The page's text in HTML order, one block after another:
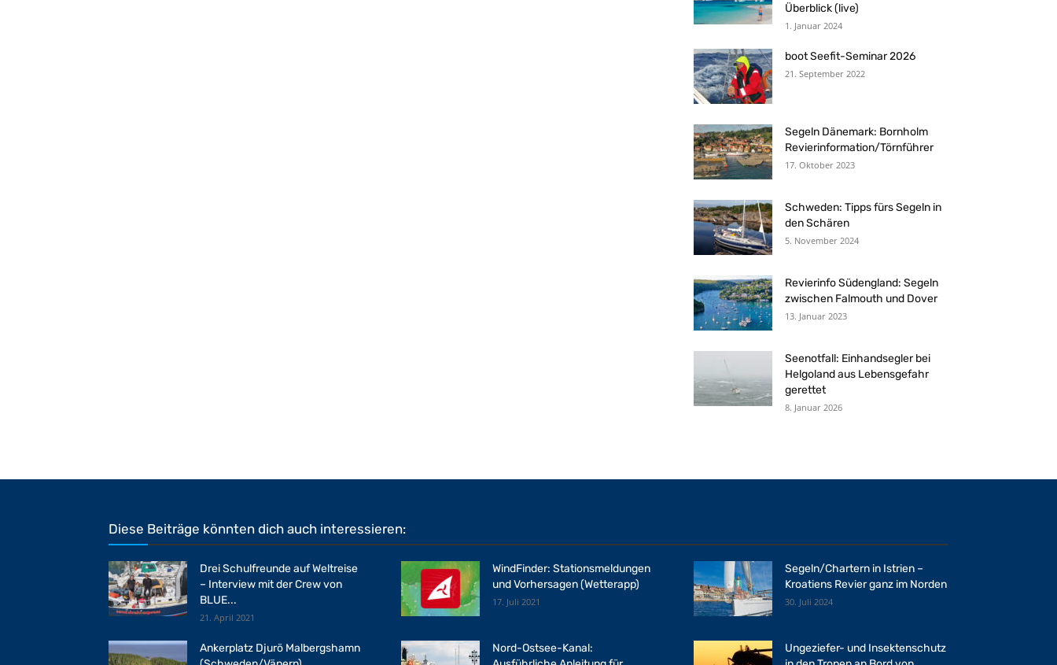
Überblick (live)
1. Januar 2024
boot Seefit-Seminar 2026
21. September 2022
Segeln Dänemark: Bornholm
Revierinformation/Törnführer
17. Oktober 2023
Schweden: Tipps fürs Segeln in
den Schären
5. November 2024
Revierinfo Südengland: Segeln
zwischen Falmouth und Dover
13. Januar 2023
Seenotfall: Einhandsegler bei
Helgoland aus Lebensgefahr
gerettet
8. Januar 2026
Diese Beiträge könnten dich auch interessieren:
Drei Schulfreunde auf Weltreise
– Interview mit der Crew von
BLUE...
21. April 2021
WindFinder: Stationsmeldungen
und Vorhersagen (Wetterapp)
17. Juli 2021
Segeln/Chartern in Istrien –
Kroatiens Revier ganz im Norden
30. Juli 2024
Ankerplatz Djurö Malbergshamn
Nord-Ostsee-Kanal:
Ungeziefer- und Insektenschutz